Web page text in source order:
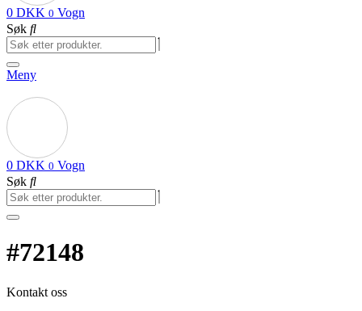
0 DKK 0 Vogn
Søk
Meny
0 DKK 0 Vogn
Søk
#72148
Kontakt oss